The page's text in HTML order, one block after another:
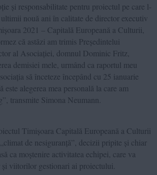
și responsabilitate pentru proiectul pe care l-
nouă ani în calitate de director executiv
2021 – Capitală Europeană a Culturii,
că astăzi am trimis Președintelui
al Asociației, domnul Dominic Fritz,
demisiei mele, urmând ca raportul meu
să înceteze începând cu 25 ianuarie
este alegerea mea personală la care am
transmite Simona Neumann.
Timișoara Capitală Europeană a Culturii
de nesiguranță”, decizii pripite și chiar
ca moștenire activitatea echipei, care va
viitorilor gestionari ai proiectului.